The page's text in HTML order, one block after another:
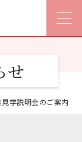
せ
学説明会のご案内